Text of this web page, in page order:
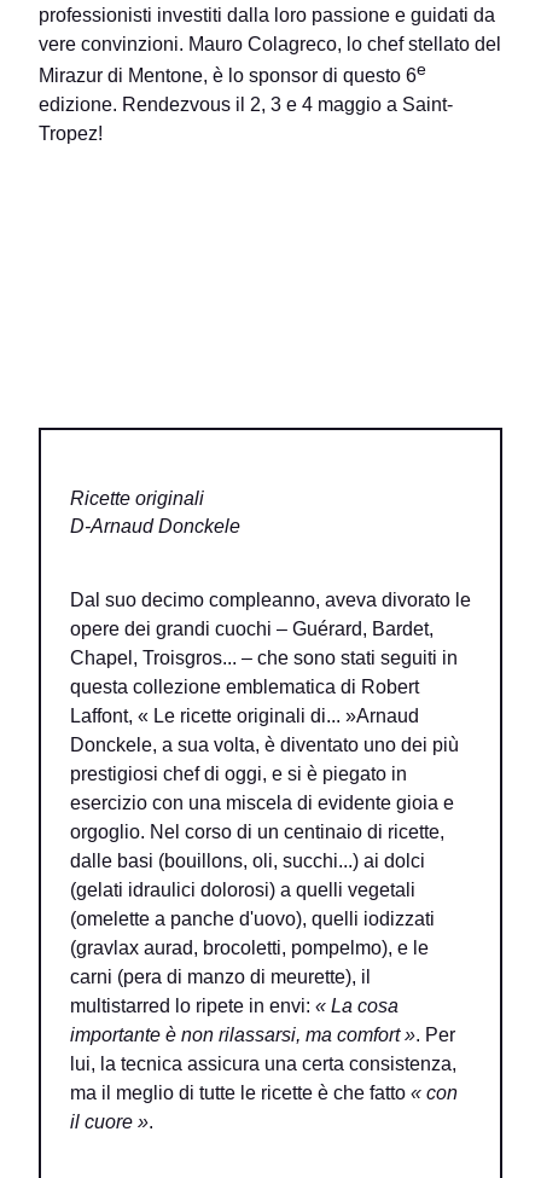
professionisti investiti dalla loro passione e guidati da
vere convinzioni. Mauro Colagreco, lo chef stellato del
Mirazur di Mentone, è lo sponsor di questo 6e
edizione. Rendezvous il 2, 3 e 4 maggio a Saint-
Tropez!
Ricette originali
D-Arnaud Donckele
Dal suo decimo compleanno, aveva divorato le
opere dei grandi cuochi – Guérard, Bardet,
Chapel, Troisgros... – che sono stati seguiti in
questa collezione emblematica di Robert
Laffont, « Le ricette originali di... »Arnaud
Donckele, a sua volta, è diventato uno dei più
prestigiosi chef di oggi, e si è piegato in
esercizio con una miscela di evidente gioia e
orgoglio. Nel corso di un centinaio di ricette,
dalle basi (bouillons, oli, succhi...) ai dolci
(gelati idraulici dolorosi) a quelli vegetali
(omelette a panche d'uovo), quelli iodizzati
(gravlax aurad, brocoletti, pompelmo), e le
carni (pera di manzo di meurette), il
multistarred lo ripete in envi: « La cosa
importante è non rilassarsi, ma comfort ». Per
lui, la tecnica assicura una certa consistenza,
ma il meglio di tutte le ricette è che fatto « con
il cuore ».